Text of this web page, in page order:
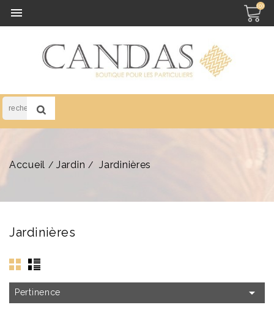
 (0)
Accueil Jardin Jardinières
Jardinières
Pertinence 